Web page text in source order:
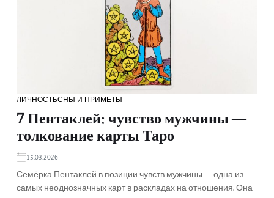
ЛИЧНОСТЬСНЫ И ПРИМЕТЫ
7 Пентаклей: чувство мужчины —
толкование карты Таро
15.03.2026
Семёрка Пентаклей в позиции чувств мужчины — одна из
самых неоднозначных карт в раскладах на отношения. Она